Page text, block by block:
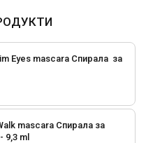
обем на миглите ( черна ) - 9,3 ml